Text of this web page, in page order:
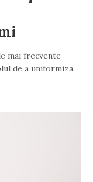
mai frecvente
de a uniformiza